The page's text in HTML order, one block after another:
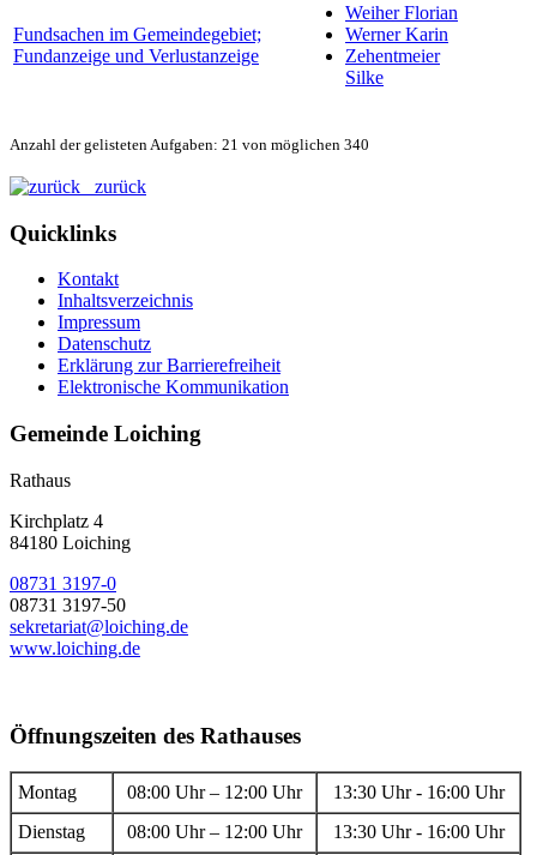
Fundsachen im Gemeindegebiet;
Fundanzeige und Verlustanzeige
Weiher Florian
Werner Karin
Zehentmeier
Silke
Anzahl der gelisteten Aufgaben: 21 von möglichen 340
zurück
Quicklinks
Kontakt
Inhaltsverzeichnis
Impressum
Datenschutz
Erklärung zur Barrierefreiheit
Elektronische Kommunikation
Gemeinde Loiching
Rathaus
Kirchplatz 4
84180 Loiching
08731 3197-0
08731 3197-50
sekretariat@loiching.de
www.loiching.de
Öffnungszeiten des Rathauses
Montag 08:00 Uhr – 12:00 Uhr
13:30 Uhr - 16:00 Uhr
Dienstag
08:00 Uhr – 12:00 Uhr
13:30 Uhr - 16:00 Uhr